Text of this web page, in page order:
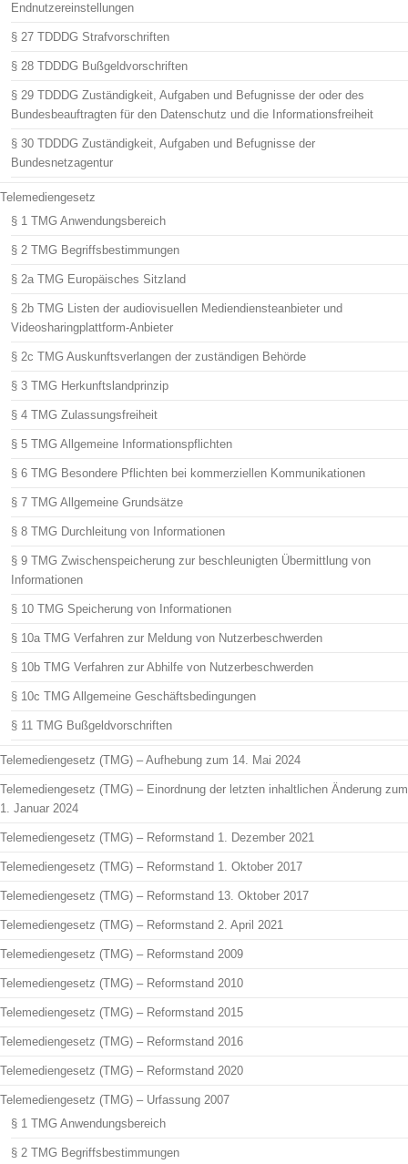
Endnutzereinstellungen
§ 27 TDDDG Strafvorschriften
§ 28 TDDDG Bußgeldvorschriften
§ 29 TDDDG Zuständigkeit, Aufgaben und Befugnisse der oder des
Bundesbeauftragten für den Datenschutz und die Informationsfreiheit
§ 30 TDDDG Zuständigkeit, Aufgaben und Befugnisse der
Bundesnetzagentur
Telemediengesetz
§ 1 TMG Anwendungsbereich
§ 2 TMG Begriffsbestimmungen
§ 2a TMG Europäisches Sitzland
§ 2b TMG Listen der audiovisuellen Mediendiensteanbieter und
Videosharingplattform-Anbieter
§ 2c TMG Auskunftsverlangen der zuständigen Behörde
§ 3 TMG Herkunftslandprinzip
§ 4 TMG Zulassungsfreiheit
§ 5 TMG Allgemeine Informationspflichten
§ 6 TMG Besondere Pflichten bei kommerziellen Kommunikationen
§ 7 TMG Allgemeine Grundsätze
§ 8 TMG Durchleitung von Informationen
§ 9 TMG Zwischenspeicherung zur beschleunigten Übermittlung von
Informationen
§ 10 TMG Speicherung von Informationen
§ 10a TMG Verfahren zur Meldung von Nutzerbeschwerden
§ 10b TMG Verfahren zur Abhilfe von Nutzerbeschwerden
§ 10c TMG Allgemeine Geschäftsbedingungen
§ 11 TMG Bußgeldvorschriften
Telemediengesetz (TMG) – Aufhebung zum 14. Mai 2024
Telemediengesetz (TMG) – Einordnung der letzten inhaltlichen Änderung zum
1. Januar 2024
Telemediengesetz (TMG) – Reformstand 1. Dezember 2021
Telemediengesetz (TMG) – Reformstand 1. Oktober 2017
Telemediengesetz (TMG) – Reformstand 13. Oktober 2017
Telemediengesetz (TMG) – Reformstand 2. April 2021
Telemediengesetz (TMG) – Reformstand 2009
Telemediengesetz (TMG) – Reformstand 2010
Telemediengesetz (TMG) – Reformstand 2015
Telemediengesetz (TMG) – Reformstand 2016
Telemediengesetz (TMG) – Reformstand 2020
Telemediengesetz (TMG) – Urfassung 2007
§ 1 TMG Anwendungsbereich
§ 2 TMG Begriffsbestimmungen